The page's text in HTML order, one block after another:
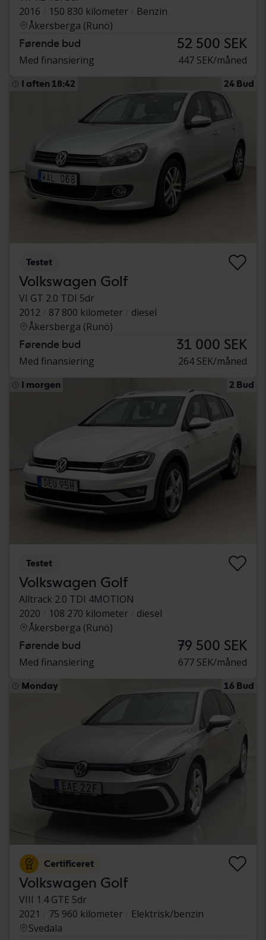
2016
150 830 kilometer
Benzin
Åkersberga (Runö)
Førende bud 52 500 SEK
Med finansiering 447 SEK/måned
I aften 18:42 24 Bud
Testet
Volkswagen Golf
VI GT 2.0 TDI 5dr
2012
87 800 kilometer
diesel
Åkersberga (Runö)
Førende bud 31 000 SEK
Med finansiering 264 SEK/måned
I morgen 2 Bud
Testet
Volkswagen Golf
Alltrack 2.0 TDI 4MOTION
2020
108 270 kilometer
diesel
Åkersberga (Runö)
Førende bud 79 500 SEK
Med finansiering 677 SEK/måned
Monday 16 Bud
Certificeret
Volkswagen Golf
VIII 1.4 GTE 5dr
2021
75 960 kilometer
Elektrisk/benzin
Svedala